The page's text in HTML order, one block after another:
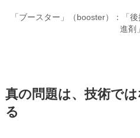
「ブースター」（booster）：「
進剤」
真の問題は、技術で
る